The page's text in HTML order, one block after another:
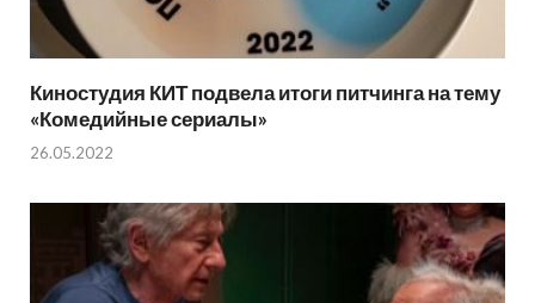
Киностудия КИТ подвела итоги питчинга на тему
«Комедийные сериалы»
26.05.2022